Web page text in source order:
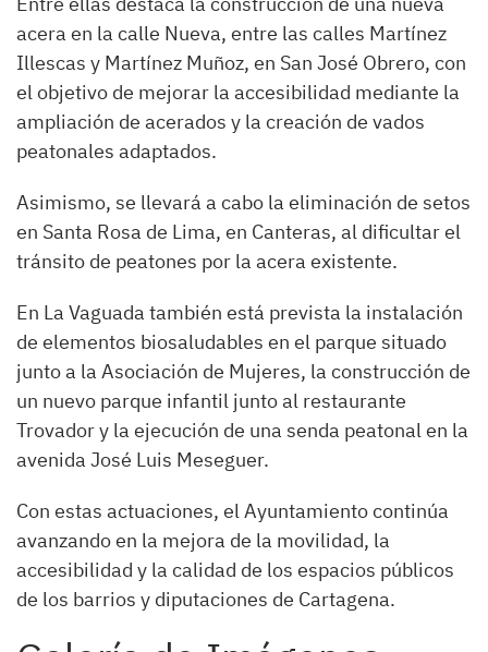
acera en la calle Nueva, entre las calles Martínez
Illescas y Martínez Muñoz, en San José Obrero, con
el objetivo de mejorar la accesibilidad mediante la
ampliación de acerados y la creación de vados
peatonales adaptados.
Asimismo, se llevará a cabo la eliminación de setos
en Santa Rosa de Lima, en Canteras, al dificultar el
tránsito de peatones por la acera existente.
En La Vaguada también está prevista la instalación
de elementos biosaludables en el parque situado
junto a la Asociación de Mujeres, la construcción de
un nuevo parque infantil junto al restaurante
Trovador y la ejecución de una senda peatonal en la
avenida José Luis Meseguer.
Con estas actuaciones, el Ayuntamiento continúa
avanzando en la mejora de la movilidad, la
accesibilidad y la calidad de los espacios públicos
de los barrios y diputaciones de Cartagena.